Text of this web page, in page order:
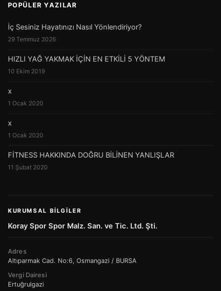
POPÜLER YAZILAR
İç Sesiniz Hayatınızı Nasıl Yönlendiriyor?
29 Temmuz 2026
HIZLI YAĞ YAKMAK İÇİN EN ETKİLİ 5 YÖNTEM
10 Ekim 2019
x
1 Ocak 2020
x
1 Ocak 2020
FİTNESS HAKKINDA DOĞRU BİLİNEN YANLIŞLAR
11 Şubat 2020
KURUMSAL BILGILER
Koray Spor Spor Malz. San. ve Tic. Ltd. Şti.
Adres
Altıparmak Cad. No:6, Osmangazi / BURSA
Vergi Dairesi
Ertuğrulgazi